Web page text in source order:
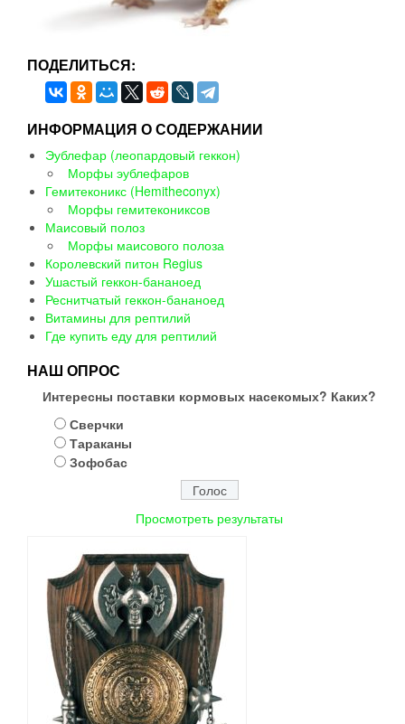
ПОДЕЛИТЬСЯ:
ИНФОРМАЦИЯ О СОДЕРЖАНИИ
Эублефар (леопардовый геккон)
Морфы эублефаров
Гемитеконикс (Hemitheconyx)
Морфы гемитекониксов
Маисовый полоз
Морфы маисового полоза
Королевский питон Regius
Ушастый геккон-бананоед
Реснитчатый геккон-бананоед
Витамины для рептилий
Где купить еду для рептилий
НАШ ОПРОС
Интересны поставки кормовых насекомых? Каких?
Сверчки
Тараканы
Зофобас
Просмотреть результаты